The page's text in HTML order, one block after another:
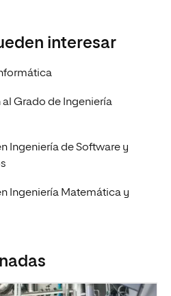
interesar
Grado de Ingeniería
Ingeniería de Software y
Ingeniería Matemática y